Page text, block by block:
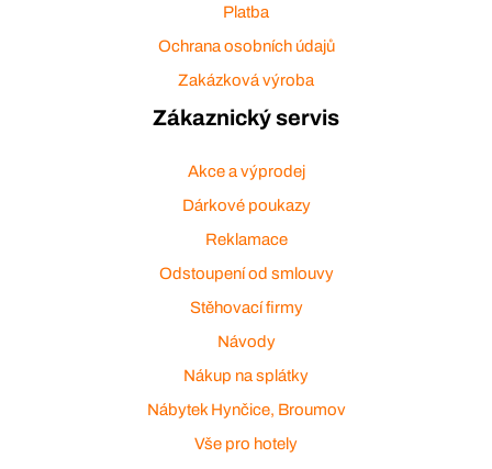
Platba
Ochrana osobních údajů
Zakázková výroba
Zákaznický servis
Akce a výprodej
Dárkové poukazy
Reklamace
Odstoupení od smlouvy
Stěhovací firmy
Návody
Nákup na splátky
Nábytek Hynčice, Broumov
Vše pro hotely